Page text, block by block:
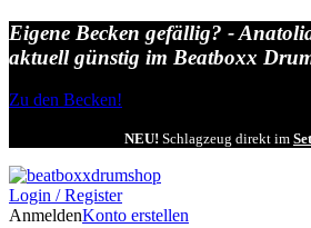
Eigene Becken gefällig? -
aktuell günstig im Beatboxx
Zu den Becken!
NEU! Schlagzeug direkt im Set
Login / Register
AnmeldenKonto erstellen